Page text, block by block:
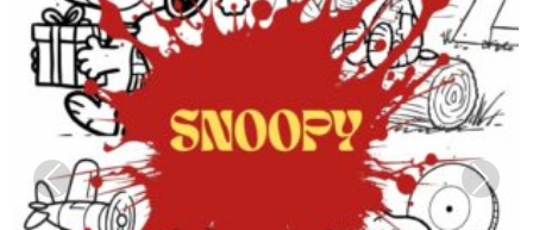
Previous Next